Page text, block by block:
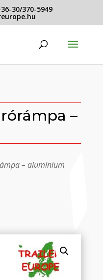
30/370-5949
–
– alumínium